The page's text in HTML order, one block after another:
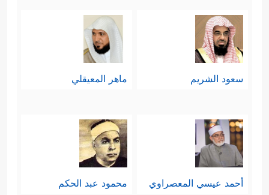
سعود الشريم ماهر المعيقلي
أحمد عيسي المعصراوي محمود عبد الحكم